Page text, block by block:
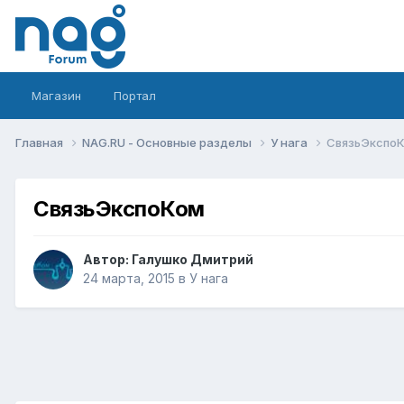
Магазин Портал
Главная NAG.RU - Основные разделы У нага
СвязьЭкспоКом
Автор: Галушко Дмитрий
24 марта, 2015 в У нага